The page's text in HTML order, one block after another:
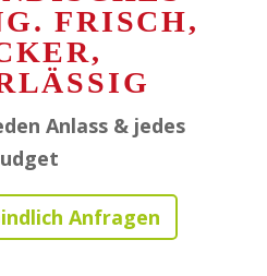
FRISCH,
Anlass & jedes
Anfragen